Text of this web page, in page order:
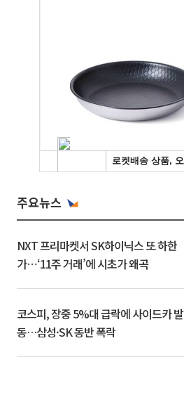
주요뉴스
NXT 프리마켓서 SK하이닉스 또 하한
가⋯‘11주 거래’에 시초가 왜곡
코스피, 장중 5%대 급락에 사이드카 발
동…삼성·SK 동반 폭락